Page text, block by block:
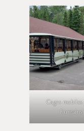
Cages
humains